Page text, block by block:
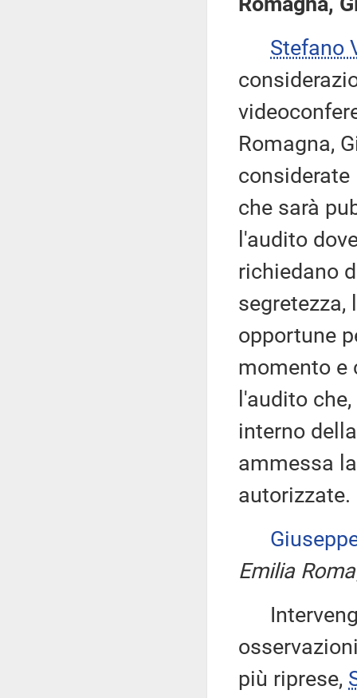
Stefano
Romagna,
che sarà
l'audito
richiedano
opportune
momento e
l'audito
interno
ammessa
autorizzate.
Emilia
più riprese,